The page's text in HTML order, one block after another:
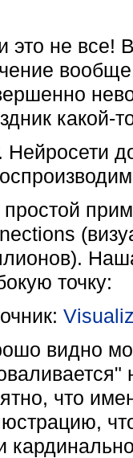
это не все!
какой-
Нейросети
простой
точку:
видно
что